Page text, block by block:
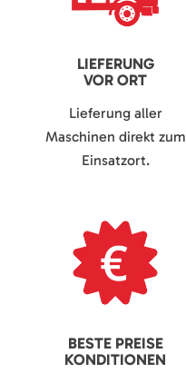
LIEFERUNG
VOR ORT
Lieferung aller
Maschinen direkt zum
Einsatzort.
BESTE PREISE
KONDITIONEN